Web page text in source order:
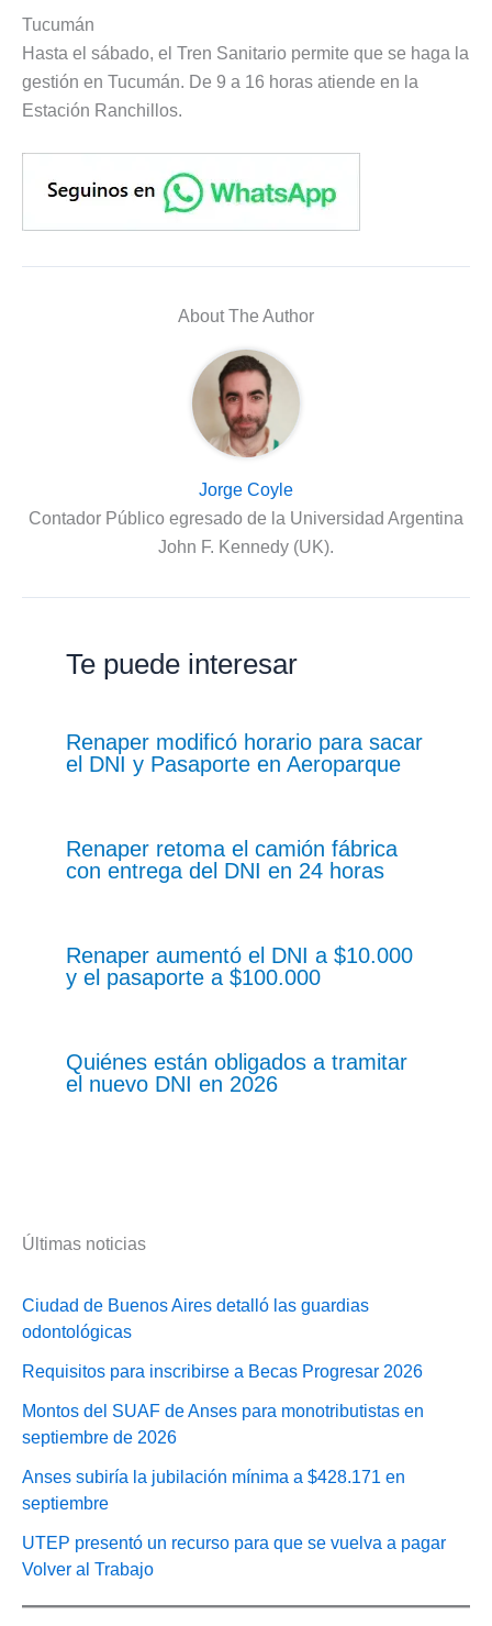
Tucumán
Hasta el sábado, el Tren Sanitario permite que se haga la
gestión en Tucumán. De 9 a 16 horas atiende en la
Estación Ranchillos.
About The Author
Jorge Coyle
Contador Público egresado de la Universidad Argentina
John F. Kennedy (UK).
Te puede interesar
Renaper modificó horario para sacar
el DNI y Pasaporte en Aeroparque
Renaper retoma el camión fábrica
con entrega del DNI en 24 horas
Renaper aumentó el DNI a $10.000
y el pasaporte a $100.000
Quiénes están obligados a tramitar
el nuevo DNI en 2026
Últimas noticias
Ciudad de Buenos Aires detalló las guardias
odontológicas
Requisitos para inscribirse a Becas Progresar 2026
Montos del SUAF de Anses para monotributistas en
septiembre de 2026
Anses subiría la jubilación mínima a $428.171 en
septiembre
UTEP presentó un recurso para que se vuelva a pagar
Volver al Trabajo